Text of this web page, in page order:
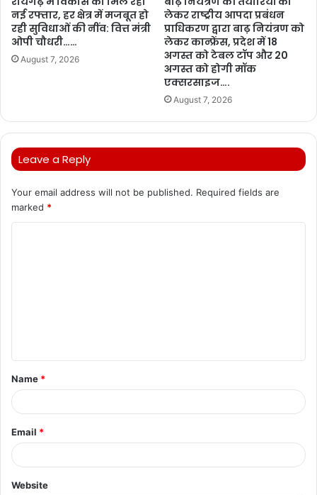
नई रफ्तार, हर क्षेत्र में मजबूत हो
रही सुविधाओं की नींव: वित्त मंत्री
ओपी चौधरी……
August 7, 2026
लेकर राष्ट्रीय आपदा प्रबंधन
प्राधिकरण द्वारा बाढ़ नियंत्रण को
लेकर कान्फ्रेंस, प्रदेश में 18
अगस्त को टेबल टॉप और 20
अगस्त को होगी मॉक
एक्सरसाइज….
August 7, 2026
Leave a Reply
Your email address will not be published. Required fields are
marked *
t
*
Name *
Email *
Website